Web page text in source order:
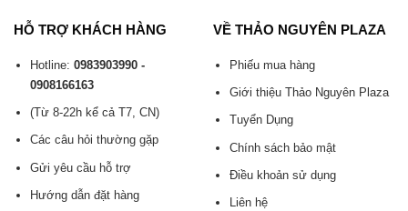
HỖ TRỢ KHÁCH HÀNG
Hotline: 0983903990 -
0908166163
(Từ 8-22h kể cả T7, CN)
Các câu hỏi thường gặp
Gửi yêu cầu hỗ trợ
Hướng dẫn đặt hàng
VỀ THẢO NGUYÊN PLAZA
Phiếu mua hàng
Giới thiệu Thảo Nguyên Plaza
Tuyển Dụng
Chính sách bảo mật
Điều khoản sử dụng
Liên hệ